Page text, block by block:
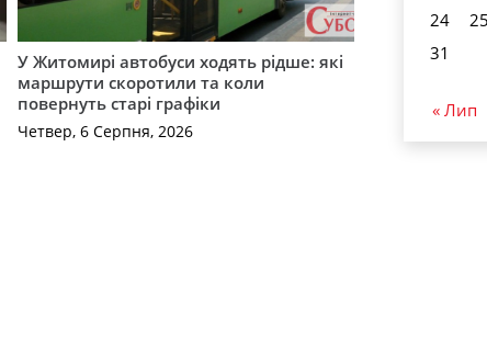
У Житомирі автобуси ходять рідше: які
маршрути скоротили та коли
повернуть старі графіки
Четвер, 6 Серпня, 2026
24
25
31
« Лип